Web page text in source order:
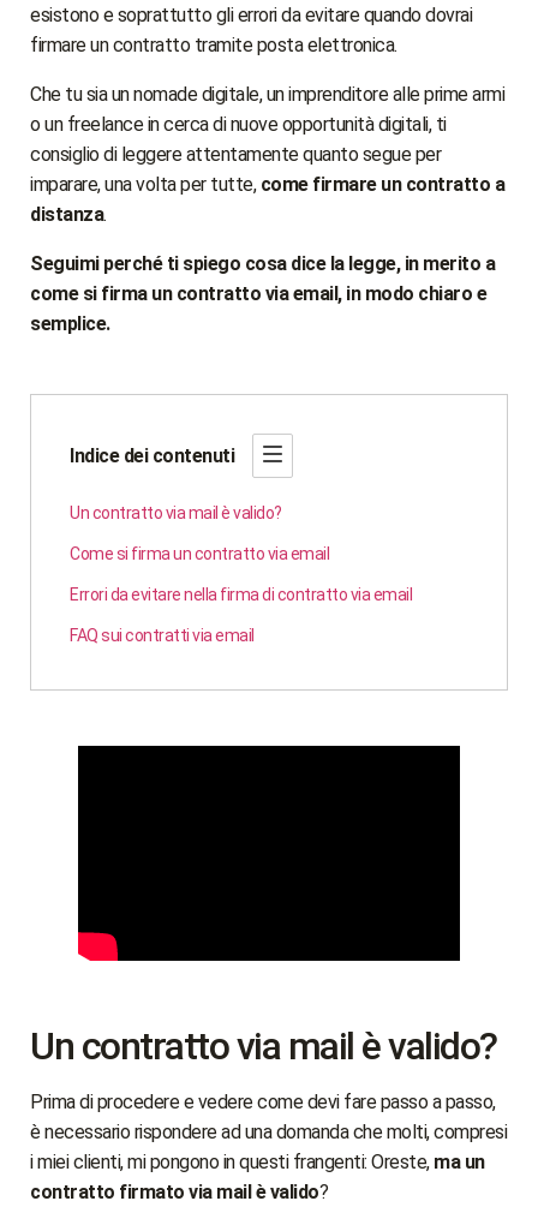
esistono e soprattutto gli errori da evitare quando dovrai
firmare un contratto tramite posta elettronica.
Che tu sia un nomade digitale, un imprenditore alle prime armi
o un freelance in cerca di nuove opportunità digitali, ti
consiglio di leggere attentamente quanto segue per
imparare, una volta per tutte, come firmare un contratto a
distanza.
Seguimi perché ti spiego cosa dice la legge, in merito a
come si firma un contratto via email, in modo chiaro e
semplice.
Indice dei contenuti
Un contratto via mail è valido?
Come si firma un contratto via email
Errori da evitare nella firma di contratto via email
FAQ sui contratti via email
Un contratto via mail è valido?
Prima di procedere e vedere come devi fare passo a passo,
è necessario rispondere ad una domanda che molti, compresi
i miei clienti, mi pongono in questi frangenti: Oreste,ma un
contratto firmato via mail è valido?